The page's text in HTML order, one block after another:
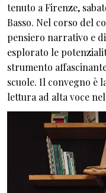
tenuto a Firenze,
Basso. Nel corso del
pensiero narrativo e
esplorato le
strumento
scuole. Il convegno è
lettura ad alta voce